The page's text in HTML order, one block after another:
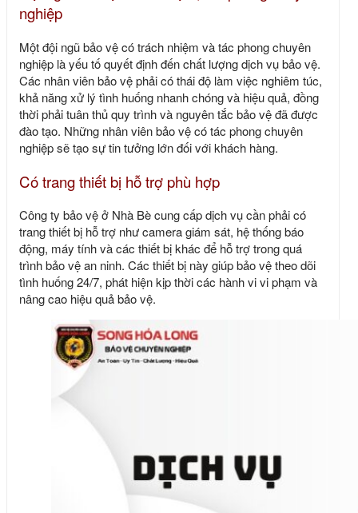
nghiệp
Một đội ngũ bảo vệ có trách nhiệm và tác phong chuyên
nghiệp là yếu tố quyết định đến chất lượng dịch vụ bảo vệ.
Các nhân viên bảo vệ phải có thái độ làm việc nghiêm túc,
khả năng xử lý tình huống nhanh chóng và hiệu quả, đồng
thời phải tuân thủ quy trình và nguyên tắc bảo vệ đã được
đào tạo. Những nhân viên bảo vệ có tác phong chuyên
nghiệp sẽ tạo sự tin tưởng lớn đối với khách hàng.
Có trang thiết bị hỗ trợ phù hợp
Công ty bảo vệ ở Nhà Bè cung cấp dịch vụ cần phải có
trang thiết bị hỗ trợ như camera giám sát, hệ thống báo
động, máy tính và các thiết bị khác để hỗ trợ trong quá
trình bảo vệ an ninh. Các thiết bị này giúp bảo vệ theo dõi
tình huống 24/7, phát hiện kịp thời các hành vi vi phạm và
nâng cao hiệu quả bảo vệ.